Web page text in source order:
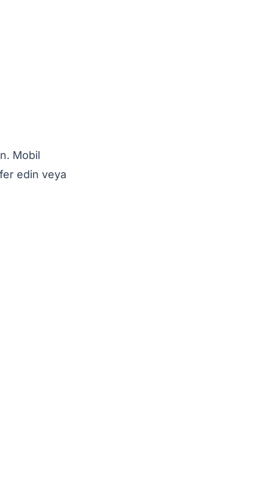
Mobil
edin veya